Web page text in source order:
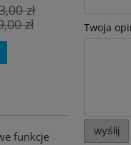
zł
zł
funkcje
Twoja
wyślij